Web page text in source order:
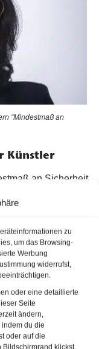
zu
um das Browsing-
Werbung
widerrufst,
oder eine detaillierte
Seite
ändern,
du die
oder auf die
klickst.
“Mindestmaß an
Künstler
an Sicherheit
der Pandemie
Mayer (Grüne).
können
und Künstler
Quartal 2021
von März bis
10.000 Euro zur
Bonus
63,8 Mio. Euro